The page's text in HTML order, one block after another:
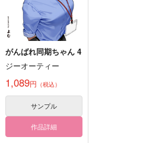
30日後に戻る義勇４
m-work
770円（税込）
冨岡義勇
サンプル
サンプル
カート
がんばれ同期ちゃん 4
ジーオーティー
1,089円 （税込）
サンプル
作品詳細